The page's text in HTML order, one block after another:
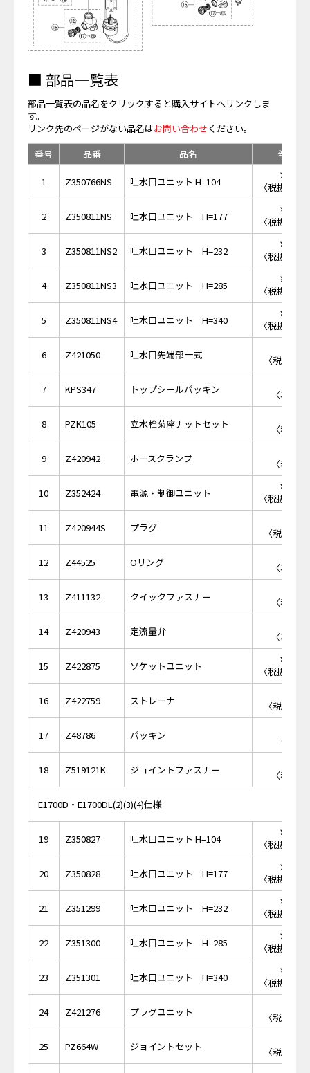
■ 部品一覧表
部品一覧表の品名をクリックすると購入サイトへリンクしま
す。
リンク先のページがない品名はお問い合わせください。
番号
品番 品名 希望小
1 Z350766NS 吐水口ユニット H=104
￥
〈税抜価格
2 Z350811NS 吐水口ユニット H=177
￥
〈税抜価格
3 Z350811NS2 吐水口ユニット H=232
￥
〈税抜価格
4 Z350811NS3 吐水口ユニット H=285
￥
〈税抜価格
5 Z350811NS4 吐水口ユニット H=340
￥
〈税抜価格
6 Z421050 吐水口先端部一式
〈税抜価
7 KPS347 トップシールパッキン
〈税抜
8 PZK105 立水栓菊座ナットセット
〈税抜
9 Z420942 ホースクランプ
〈税抜
10 Z352424 電源・制御ユニット
￥
〈税抜価格
11 Z420944S プラグ
〈税抜価
12 Z44525 Oリング
〈税抜
13 Z411132 クイックファスナー
〈税抜
14 Z420943 定流量弁
〈税抜
15 Z422875 ソケットユニット
￥
〈税抜価格
16 Z422759 ストレーナ
〈税抜価
17 Z48786 パッキン
〈税抜
18 Z519121K ジョイントファスナー
〈税抜
E1700D・E1700DL(2)(3)(4)仕様
19 Z350827 吐水口ユニット H=104
￥
〈税抜価格
20 Z350828 吐水口ユニット H=177
￥
〈税抜価格
21 Z351299 吐水口ユニット H=232
￥
〈税抜価格
22 Z351300 吐水口ユニット H=285
￥
〈税抜価格
23 Z351301 吐水口ユニット H=340
￥
〈税抜価格
24 Z421276 プラグユニット
〈税抜価
25 PZ664W ジョイントセット
〈税抜価